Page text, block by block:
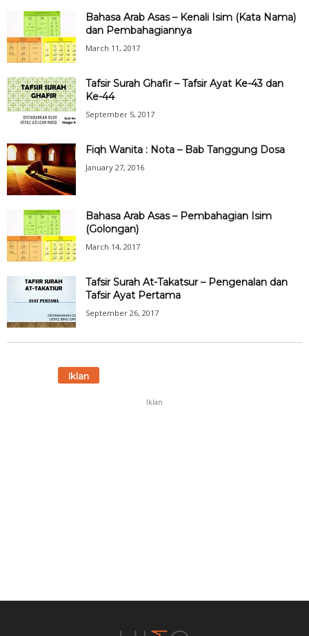
Bahasa Arab Asas – Kenali Isim (Kata Nama)
dan Pembahagiannya
March 11, 2017
Tafsir Surah Ghafir – Tafsir Ayat Ke-43 dan
Ke-44
September 5, 2017
Fiqh Wanita : Nota – Bab Tanggung Dosa
January 27, 2016
Bahasa Arab Asas – Pembahagian Isim
(Golongan)
March 14, 2017
Tafsir Surah At-Takatsur – Pengenalan dan
Tafsir Ayat Pertama
September 26, 2017
Iklan
Iklan